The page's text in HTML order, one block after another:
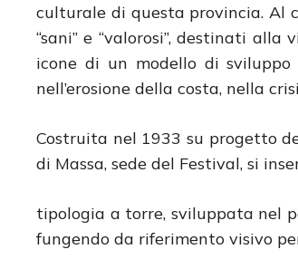
culturale di questa provincia. Al
“sani” e “valorosi”, destinati
icone di un modello di
nell’erosione della costa, nella
Costruita nel 1933 su progetto
di Massa, sede del Festival, si
tipologia a torre, sviluppata nel
fungendo da riferimento visivo